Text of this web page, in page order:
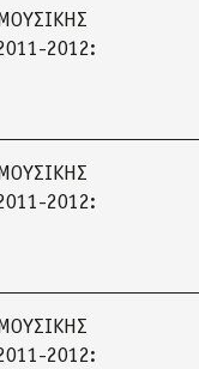
2012:
2012:
2012: